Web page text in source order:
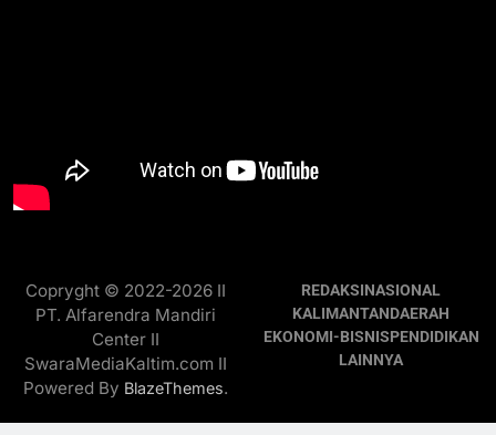
Copryght © 2022-2026 II
PT. Alfarendra Mandiri
Center II
SwaraMediaKaltim.com II
Powered By BlazeThemes.
REDAKSINASIONAL
KALIMANTANDAERAH
EKONOMI-BISNISPENDIDIKAN
LAINNYA